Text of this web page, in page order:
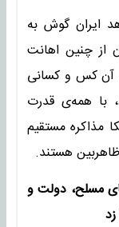
ایران گوش به
از چنین اهانت
آن کس و کسانی
با همه‌ی قدرت
مذاکره مستقیم
هستند.
مسلح، دولت و